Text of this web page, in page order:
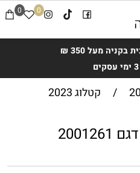
מעל 350 ₪
0 0
/ קטלוג 2023
שעון לקוסט לאישה דגם 2001261